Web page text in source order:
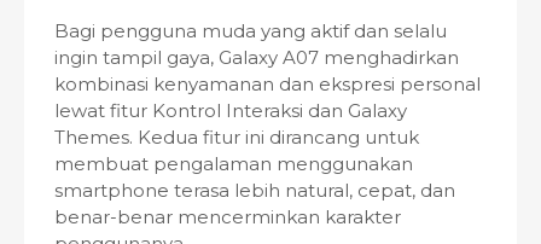
Bagi pengguna muda yang aktif dan selalu
ingin tampil gaya, Galaxy A07 menghadirkan
kombinasi kenyamanan dan ekspresi personal
lewat fitur Kontrol Interaksi dan Galaxy
Themes. Kedua fitur ini dirancang untuk
membuat pengalaman menggunakan
smartphone terasa lebih natural, cepat, dan
benar-benar mencerminkan karakter